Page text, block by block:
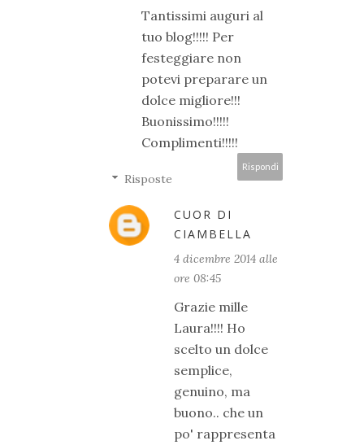
Tantissimi auguri al
tuo blog!!!!! Per
festeggiare non
potevi preparare un
dolce migliore!!!
Buonissimo!!!!!
Complimenti!!!!!
Rispondi
Risposte
CUOR DI
CIAMBELLA
4 dicembre 2014 alle
ore 08:45
Grazie mille
Laura!!!! Ho
scelto un dolce
semplice,
genuino, ma
buono.. che un
po' rappresenta